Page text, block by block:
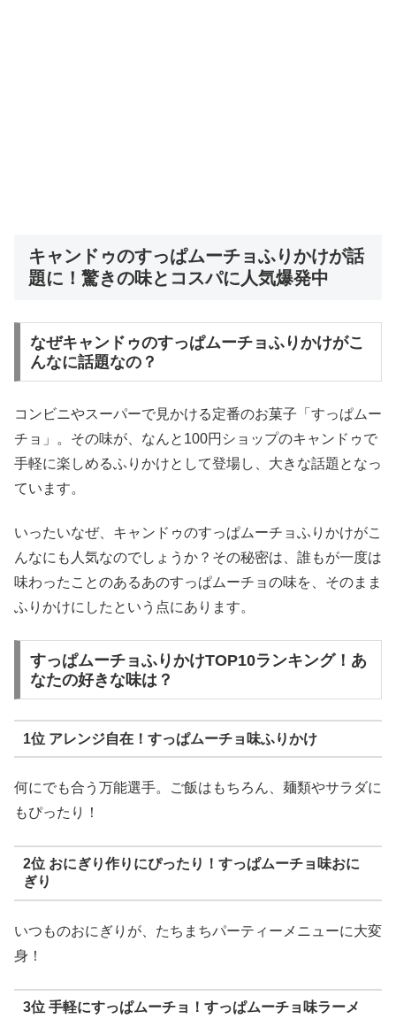
キャンドゥのすっぱムーチョふりかけが話
題に！驚きの味とコスパに人気爆発中
なぜキャンドゥのすっぱムーチョふりかけがこ
んなに話題なの？
コンビニやスーパーで見かける定番のお菓子「すっぱムー
チョ」。その味が、なんと100円ショップのキャンドゥで
手軽に楽しめるふりかけとして登場し、大きな話題となっ
ています。
いったいなぜ、キャンドゥのすっぱムーチョふりかけがこ
んなにも人気なのでしょうか？その秘密は、誰もが一度は
味わったことのあるあのすっぱムーチョの味を、そのまま
ふりかけにしたという点にあります。
すっぱムーチョふりかけTOP10ランキング！あ
なたの好きな味は？
1位 アレンジ自在！すっぱムーチョ味ふりかけ
何にでも合う万能選手。ご飯はもちろん、麺類やサラダに
もぴったり！
2位 おにぎり作りにぴったり！すっぱムーチョ味おに
ぎり
いつものおにぎりが、たちまちパーティーメニューに大変
身！
3位 手軽にすっぱムーチョ！すっぱムーチョ味ラーメ